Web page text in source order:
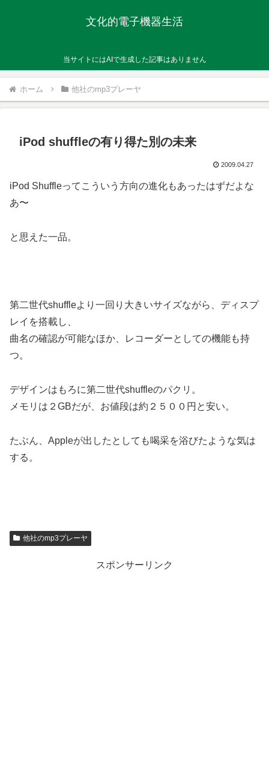
文化的電子機器生活
当サイトにはAIで生成した記事はありません
ホーム 他社のmp3プレーヤ
iPod shuffleの有り得た別の未来
2009.04.27
iPod Shuffleってこういう方向の進化もあったはずだよな
あ〜
と思えた一品。
第二世代shuffleより一回り大きいサイズながら、ディスプ
レイを搭載し、
曲名の確認が可能なほか、レコーダーとしての機能も持
つ。
デザインはもろに第二世代shuffleのパクリ。
メモリは２GBだが、お値段は約２５００円と安い。
たぶん、Appleが出したとしても喝采を浴びたような気は
する。
他社のmp3プレーヤ
スポンサーリンク